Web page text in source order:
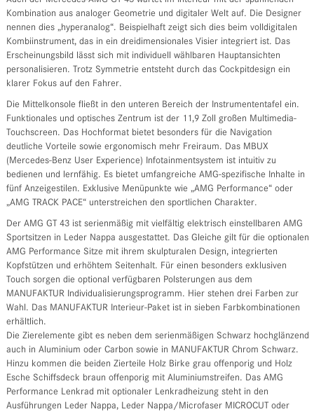
Kombination aus analoger Geometrie und digitaler Welt auf. Die Designer
nennen dies „hyperanalog“. Beispielhaft zeigt sich dies beim volldigitalen
Kombiinstrument, das in ein dreidimensionales Visier integriert ist. Das
Erscheinungsbild lässt sich mit individuell wählbaren Hauptansichten
personalisieren. Trotz Symmetrie entsteht durch das Cockpitdesign ein
klarer Fokus auf den Fahrer.
Die Mittelkonsole fließt in den unteren Bereich der Instrumententafel ein.
Funktionales und optisches Zentrum ist der 11,9 Zoll großen Multimedia-
Touchscreen. Das Hochformat bietet besonders für die Navigation
deutliche Vorteile sowie ergonomisch mehr Freiraum. Das MBUX
(Mercedes-Benz User Experience) Infotainmentsystem ist intuitiv zu
bedienen und lernfähig. Es bietet umfangreiche AMG-spezifische Inhalte in
fünf Anzeigestilen. Exklusive Menüpunkte wie „AMG Performance“ oder
„AMG TRACK PACE“ unterstreichen den sportlichen Charakter.
Der AMG GT 43 ist serienmäßig mit vielfältig elektrisch einstellbaren AMG
Sportsitzen in Leder Nappa ausgestattet. Das Gleiche gilt für die optionalen
AMG Performance Sitze mit ihrem skulpturalen Design, integrierten
Kopfstützen und erhöhtem Seitenhalt. Für einen besonders exklusiven
Touch sorgen die optional verfügbaren Polsterungen aus dem
MANUFAKTUR Individualisierungsprogramm. Hier stehen drei Farben zur
Wahl. Das MANUFAKTUR Interieur-Paket ist in sieben Farbkombinationen
erhältlich.
Die Zierelemente gibt es neben dem serienmäßigen Schwarz hochglänzend
auch in Aluminium oder Carbon sowie in MANUFAKTUR Chrom Schwarz.
Hinzu kommen die beiden Zierteile Holz Birke grau offenporig und Holz
Esche Schiffsdeck braun offenporig mit Aluminiumstreifen. Das AMG
Performance Lenkrad mit optionaler Lenkradheizung steht in den
Ausführungen Leder Nappa, Leder Nappa/Microfaser MICROCUT oder